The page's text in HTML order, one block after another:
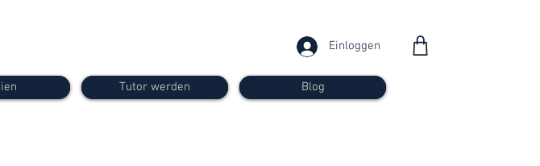
Einloggen
Tutor werden Blog